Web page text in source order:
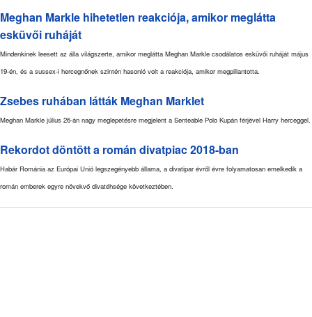
Meghan Markle hihetetlen reakciója, amikor meglátta
esküvői ruháját
Mindenkinek leesett az álla világszerte, amikor meglátta Meghan Markle csodálatos esküvői ruháját május
19-én, és a sussex-i hercegnőnek szintén hasonló volt a reakciója, amikor megpillantotta.
Zsebes ruhában látták Meghan Marklet
Meghan Markle július 26-án nagy meglepetésre megjelent a Senteable Polo Kupán férjével Harry herceggel.
Rekordot döntött a román divatpiac 2018-ban
Habár Románia az Európai Unió legszegényebb állama, a divatipar évről évre folyamatosan emelkedik a
román emberek egyre növekvő divatéhsége következtében.